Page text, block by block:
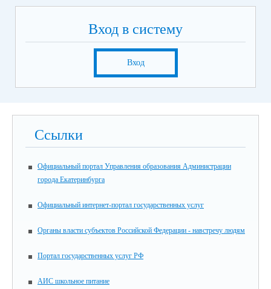
Вход в систему
Вход
Ссылки
Официальный портал Управления образования Администрации
города Екатеринбурга
Официальный интернет-портал государственных услуг
Органы власти субъектов Российской Федерации - навстречу людям
Портал государственных услуг РФ
АИС школьное питание